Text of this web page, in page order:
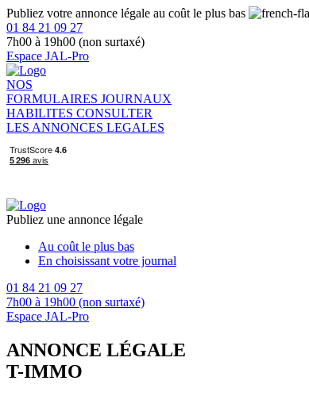
Publiez votre annonce légale au coût le plus bas
01 84 21 09 27
7h00 à 19h00 (non surtaxé)
Espace JAL-Pro
NOS
FORMULAIRES JOURNAUX
HABILITES CONSULTER
LES ANNONCES LEGALES
Publiez une annonce légale
Au coût le plus bas
En choisissant votre journal
01 84 21 09 27
7h00 à 19h00 (non surtaxé)
Espace JAL-Pro
ANNONCE LÉGALE
T-IMMO